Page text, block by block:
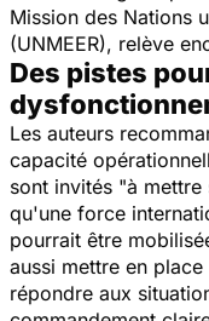
Mission des Nations
(UNMEER), relève
Des pistes
Les auteurs
capacité
sont invités "à
qu'une force
pourrait être
aussi mettre en
répondre aux